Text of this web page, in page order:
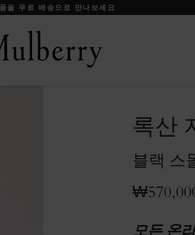
을 무료 배송으로 만나보세요
록산
블랙 스
모든 온